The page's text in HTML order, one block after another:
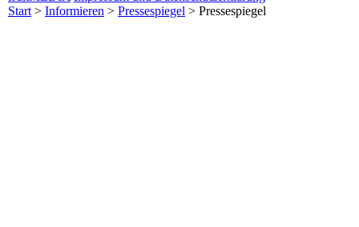
Start> Informieren > Pressespiegel > Pressespiegel